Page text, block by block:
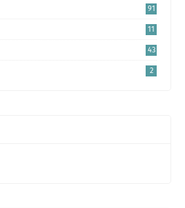
91
11
43
2